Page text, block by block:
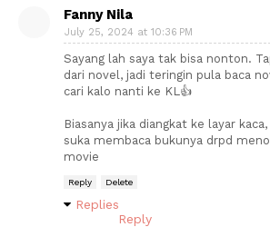
Fanny Nila
July 25, 2024 at 10:36 PM
Sayang lah saya tak bisa nonton.
dari novel, jadi teringin pula baca
cari kalo nanti ke KL👍
Biasanya jika diangkat ke layar
suka membaca bukunya drpd
movie
Reply Delete
Replies
Reply